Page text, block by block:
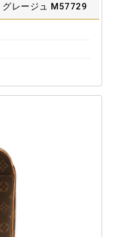
グレージュ M57729